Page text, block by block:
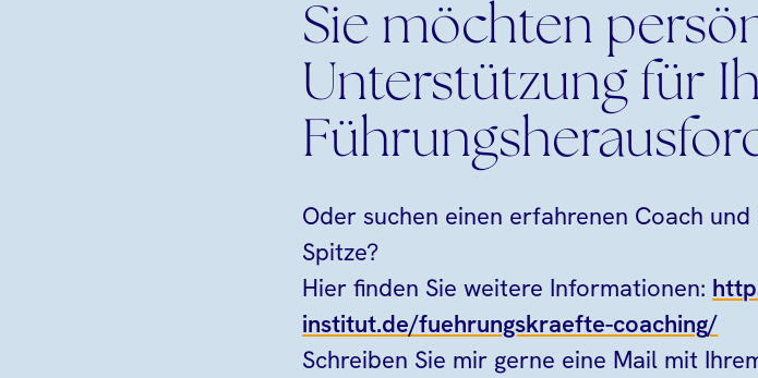
Sie möchten
Unterstützung für
Oder suchen einen erfahrenen Coach
Spitze?
Hier finden Sie weitere Informationen:
institut.de/fuehrungskraefte-coaching/
Schreiben Sie mir gerne eine Mail mit